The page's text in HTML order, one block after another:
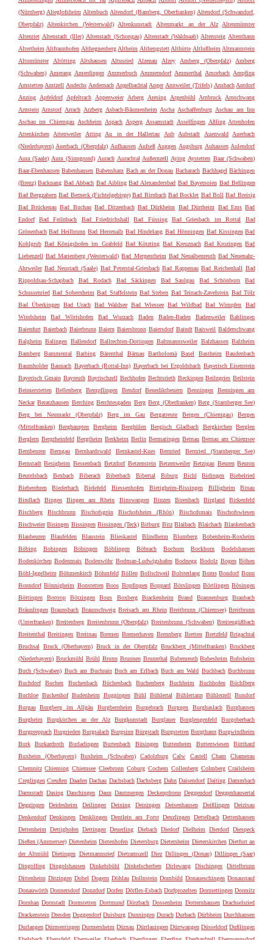
(Nürnberg) Alteglofsheim Altenbuch Altendorf (Bamberg, Oberfranken) Altendorf (Schwandorf,
Oberpfalz)
Altenkirchen (Westerwald) Altenkunstadt Altenmarkt an der Alz
Altenmünster
Altenriet Altenstadt (Iller) Altenstadt (Schongau) Altenstadt (Waldnaab) Altensteig Altenthann
Altertheim Altfraunhofen Althegnenberg Altheim Althengstett Althütte Altlußheim Altmannstein
Altomünster
Altötting Altshausen Altusried Alzenau Alzey Amberg (Oberpfalz)
Amberg
(Schwaben) Amerang Amerdingen Ammerbuch Ammerndorf Ammerthal Amorbach Ampfing
Amstetten Amtzell Andechs Andernach Angelbachtal Anger Annweiler (Trifels) Ansbach Antdorf
Anzing
Apfeldorf Apfeltrach Appenweier Arberg Aresing Argenbühl Arnbruck
Arnschwang
Arnstein Arnstorf Arrach Arzberg Asbach-Bäumenheim Ascha Aschaffenburg Aschau am Inn
Aschau im Chiemgau Aschheim Aspach Asperg Assamstadt Asselfingen Aßling Attenhofen
Attenkirchen
Attenweiler Atting Au in der Hallertau Aub Aubstadt Auenwald
Auerbach
(Niederbayern) Auerbach (Oberpfalz) Aufhausen Aufseß Auggen Augsburg Auhausen Aulendorf
Aura (Saale) Aura (Sinngrund) Aurach Aurachtal Außernzell Aying Aystetten Baar (Schwaben)
Baar-Ebenhausen Babenhausen Babensham Bach an der Donau Bacharach Bachhagel Bächingen
(Brenz) Backnang Bad Abbach Bad Aibling Bad Alexandersbad Bad Bayersoien Bad Bellingen
Bad Bergzabern Bad Berneck (Fichtelgebirge) Bad Birnbach Bad Bocklet Bad Boll Bad Breisig
Bad Brückenau Bad Buchau Bad Ditzenbach Bad Dürkheim Bad Dürrheim Bad Ems Bad
Endorf
Bad Feilnbach Bad Friedrichshall Bad Füssing Bad Griesbach im Rottal
Bad
Grönenbach Bad Heilbrunn Bad Herrenalb Bad Hindelang Bad Hönningen Bad Kissingen Bad
Kohlgrub Bad Königshofen im Grabfeld Bad Kötzting Bad Kreuznach Bad Krozingen Bad
Liebenzell Bad Marienberg (Westerwald) Bad Mergentheim Bad Neualbenreuth Bad Neuenahr-
Ahrweiler Bad Neustadt (Saale) Bad Peterstal-Griesbach Bad Rappenau Bad Reichenhall Bad
Rippoldsau-Schapbach
Bad Rodach Bad Säckingen Bad Saulgau Bad Schönborn
Bad
Schussenried Bad Sobernheim Bad Staffelstein Bad Steben Bad Teinach-Zavelstein Bad Tölz
Bad Überkingen Bad Urach Bad Waldsee Bad Wiessee Bad Wildbad Bad Wimpfen
Bad
Windsheim
Bad Wörishofen Bad Wurzach Baden Baden-Baden Badenweiler
Bahlingen
Baienfurt Baierbach Baierbrunn Baiern Baiersbronn Baiersdorf Baindt Baisweil Balderschwang
Balgheim Balingen Ballendorf Ballrechten-Dottingen Baltmannsweiler Balzhausen Balzheim
Bamberg
Bammental Barbing Bärenthal Bärnau Bartholomä Basel Bastheim
Baudenbach
Baumholder Baunach Bayerbach (Rottal-Inn) Bayerbach bei Ergoldsbach Bayerisch Eisenstein
Bayerisch Gmain Bayreuth Bayrischzell Bechhofen Bechtsrieth Beckingen Beilngries Beilstein
Beimerstetten
Bellenberg Bempflingen Bendorf Benediktbeuern Benningen
Benningen am
Neckar Beratzhausen Berching Berchtesgaden Berg Berg (Oberfranken) Berg (Starnberger See)
Berg bei Neumarkt (Oberpfalz)
Berg im Gau Bergatreute Bergen (Chiemgau)
Bergen
(Mittelfranken)
Berghaupten Bergheim Berghülen Bergisch Gladbach Bergkirchen
Berglen
Berglern Bergrheinfeld Bergtheim Berkheim Berlin Bermatingen Bernau Bernau am Chiemsee
Bernbeuren
Berngau Bernhardswald Bernkastel-Kues Bernried
Bernried (Starnberger See)
Bernstadt Besigheim Bessenbach Betzdorf Betzenstein Betzenweiler Betzigau Beuren Beuron
Beutelsbach
Bexbach Biberach Biberbach Bibertal Biburg Bichl Bidingen
Biebelried
Bieberehren
Biederbach Bielefeld Biessenhofen Bietigheim-Bissingen Billigheim
Binau
Bindlach
Bingen Bingen am Rhein Binswangen Binzen Birenbach Birgland
Birkenfeld
Bischberg
Bischbrunn Bischofsgrün Bischofsheim (Rhön) Bischofsmais
Bischofswiesen
Bischweier Bisingen Bissingen Bissingen (Teck) Bitburg Bitz Blaibach Blaichach Blankenbach
Blaubeuren
Blaufelden Blaustein Blieskastel Blindheim Blumberg
Bobenheim-Roxheim
Böbing
Bobingen Böbingen Böblingen Böbrach Bochum Bockhorn
Bodelshausen
Bodenkirchen Bodenmais Bodenwöhr Bodman-Ludwigshafen Bodnegg Bodolz Bogen Böhen
Böhl-Iggelheim Böhmenkirch Böhmfeld Böllen Bollschweil Bolsterlang Boms Bondorf Bonn
Bonndorf Bönnigheim Bonstetten Boos Bopfingen Boppard Börslingen Börtlingen Bösingen
Böttingen
Bottrop Bötzingen Bous Boxberg Brackenheim Brand Brannenburg
Braubach
Bräunlingen Braunsbach Braunschweig Breisach am Rhein Breitbrunn (Chiemsee) Breitbrunn
(Unterfranken) Breitenberg Breitenbrunn (Oberpfalz) Breitenbrunn (Schwaben) Breitengüßbach
Breitenthal Breitingen Breitnau Bremen Bremerhaven Brennberg Bretten Bretzfeld Brigachtal
Bruchsal
Bruck (Oberbayern) Bruck in der Oberpfalz Bruckberg (Mittelfranken) Bruckberg
(Niederbayern) Bruckmühl Brühl Brunn Brunnen Brunnthal Bubenreuth Bubesheim Bubsheim
Buch (Schwaben) Buch am Buchrain Buch am Erlbach Buch am Wald Buchbach Buchbrunn
Buchdorf
Buchen Buchenbach Büchenbach Buchenberg Buchheim Buchhofen
Büchlberg
Buchloe Buckenhof Budenheim Buggingen Bühl Bühlertal Bühlertann Bühlerzell
Bundorf
Burgau
Burgberg im Allgäu Burgbernheim Burgebrach Burggen Burghaslach
Burghausen
Burgheim
Burgkirchen an der Alz Burgkunstadt Burglauer Burglengenfeld
Burgoberbach
Burgpreppach Burgrieden Burgsalach Burgsinn Bürgstadt Burgstetten Burgthann Burgwindheim
Burk
Burkardroth Burladingen Burtenbach Büsingen Buttenheim Buttenwiesen
Bütthard
Buxheim (Oberbayern)
Buxheim (Schwaben) Cadolzburg Calw Castell Cham
Chamerau
Chemnitz Chieming Chiemsee Cleebronn Coburg Cochem Collenberg Colmberg Crailsheim
Creglingen Creußen Daaden Dachau Dachsbach Dachsberg Dahn Daisendorf Daiting Dammbach
Darmstadt Dasing Dauchingen Daun Dautmergen Deckenpfronn Deggendorf Deggenhausertal
Deggingen
Deidesheim Deilingen Deining Deiningen Deisenhausen Deißlingen
Deizisau
Denkendorf Denkingen Denklingen Dentlein am Forst Denzlingen Dettelbach Dettenhausen
Dettenheim
Dettighofen Dettingen Deuerling Diebach Diedorf Dielheim Dierdorf Diespeck
Dießen (Ammersee) Dietenheim Dietenhofen Dietersburg Dietersheim Dieterskirchen Dietfurt an
der Altmühl Dietingen Dietmannsried Dietramszell Diez Dillingen (Donau) Dillingen (Saar)
Dingolfing
Dingolshausen Dinkelsbühl Dinkelscherben Dirlewang Dischingen
Dittelbrunn
Dittenheim Ditzingen Dobel Dogern Döhlau Dollnstein Dombühl Donaueschingen Donaustauf
Donauwörth Donnersdorf Donzdorf Dorfen Dörfles-Esbach Dorfprozelten Dormettingen Dormitz
Dornhan Dornstadt Dornstetten Dortmund Dörzbach Dossenheim Dotternhausen Drachselsried
Drackenstein Dresden Duggendorf Duisburg Dunningen Durach Durbach Dürbheim Durchhausen
Durlangen Dürmentingen Durmersheim Dürnau Dürrlauingen Dürrwangen Düsseldorf Dußlingen